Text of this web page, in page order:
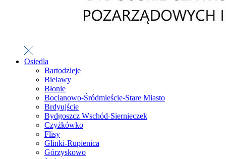
Osiedla
Bartodzieje
Bielawy
Błonie
Bocianowo-Śródmieście-Stare Miasto
Brdyujście
Bydgoszcz Wschód-Siernieczek
Czyżkówko
Flisy
Glinki-Rupienica
Górzyskowo